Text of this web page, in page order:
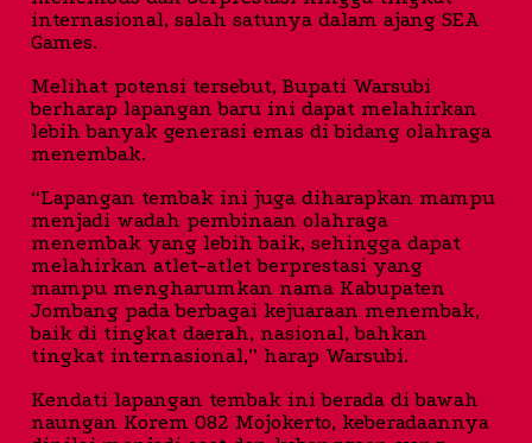
internasional, salah satunya dalam ajang SEA
Games.
Melihat potensi tersebut, Bupati Warsubi
berharap lapangan baru ini dapat melahirkan
lebih banyak generasi emas di bidang olahraga
menembak.
“Lapangan tembak ini juga diharapkan mampu
menjadi wadah pembinaan olahraga
menembak yang lebih baik, sehingga dapat
melahirkan atlet-atlet berprestasi yang
mampu mengharumkan nama Kabupaten
Jombang pada berbagai kejuaraan menembak,
baik di tingkat daerah, nasional, bahkan
tingkat internasional,” harap Warsubi.
Kendati lapangan tembak ini berada di bawah
naungan Korem 082 Mojokerto, keberadaannya